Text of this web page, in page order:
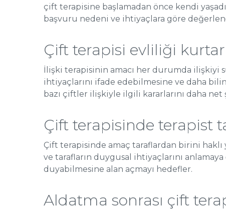
çift terapisine başlamadan önce kendi
başvuru nedeni ve ihtiyaçlara göre
Çift terapisi evliliği
İlişki terapisinin amacı her durumda
ihtiyaçlarını ifade edebilmesine ve daha
bazı çiftler ilişkiyle ilgili kararlarını daha
Çift terapisinde terapist
Çift terapisinde amaç taraflardan birini
ve tarafların duygusal ihtiyaçlarını
duyabilmesine alan açmayı hedefler.
Aldatma sonrası çift